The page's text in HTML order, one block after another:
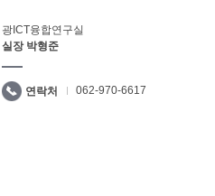
광ICT융합연구실
실장 박형준
연락처 062-970-6617